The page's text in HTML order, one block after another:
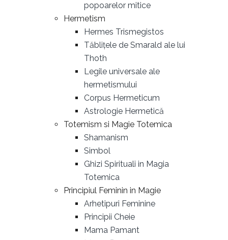
popoarelor mitice
Hermetism
Hermes Trismegistos
Tăblițele de Smarald ale lui
Thoth
Legile universale ale
hermetismului
Corpus Hermeticum
Astrologie Hermetică
Totemism si Magie Totemica
Shamanism
Simbol
Ghizi Spirituali in Magia
Totemica
Principiul Feminin in Magie
Arhetipuri Feminine
Principii Cheie
Mama Pamant